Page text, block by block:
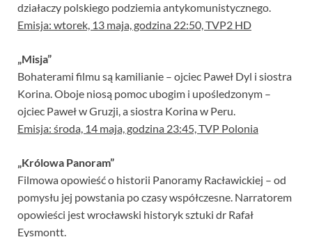
działaczy polskiego podziemia antykomunistycznego.
Emisja: wtorek, 13 maja, godzina 22:50, TVP2 HD
„Misja”
Bohaterami filmu są kamilianie – ojciec Paweł Dyl i siostra
Korina. Oboje niosą pomoc ubogim i upośledzonym –
ojciec Paweł w Gruzji, a siostra Korina w Peru.
Emisja: środa, 14 maja, godzina 23:45, TVP Polonia
„Królowa Panoram”
Filmowa opowieść o historii Panoramy Racławickiej – od
pomysłu jej powstania po czasy współczesne. Narratorem
opowieści jest wrocławski historyk sztuki dr Rafał
Eysmontt.